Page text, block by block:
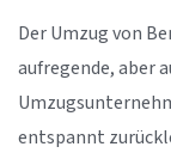
Der Umzug von
aufregende, aber
entspannt